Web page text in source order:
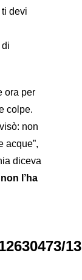
devi
ora per
colpe.
non
acque”,
diceva
l’ha